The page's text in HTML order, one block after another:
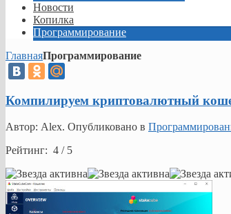
Новости
Копилка
Программирование
ГлавнаяПрограммирование
Компилируем криптовалютный
Автор: Alex. Опубликовано в
Рейтинг: 4 / 5